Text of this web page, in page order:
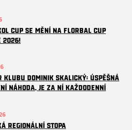
CUP SE MĚNÍ NA FLORBAL CUP
2026!
Dominik Skalický: Úspěšná
náhoda, je za ní každodenní
regionální stopa